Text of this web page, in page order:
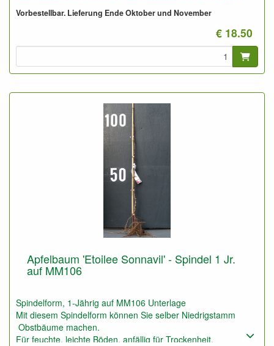
Diese Pflanzen können Sie auch nutzen für Niedrigstamm auf
Vorbestellbar. Lieferung Ende Oktober und November
€ 18.50
Apfelbaum 'Etoilee Sonnavil' - Spindel 1 Jr.
auf MM106
Spindelform, 1-Jährig auf MM106 Unterlage
Mit diesem Spindelform können Sie selber Niedrigstamm
Obstbäume machen.
Für feuchte, leichte Böden, anfällig für Trockenheit.